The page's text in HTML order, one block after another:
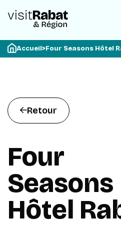
Accueil>Four Seasons Hôtel
Retour
Four
Seasons
Hôtel